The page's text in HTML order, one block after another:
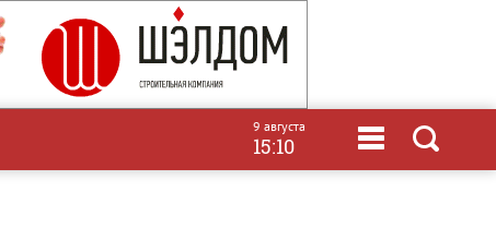
9 августа
15:10